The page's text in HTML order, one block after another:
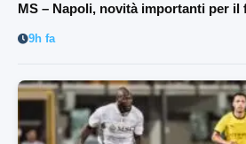
MS – Napoli, novità importanti per
9h fa